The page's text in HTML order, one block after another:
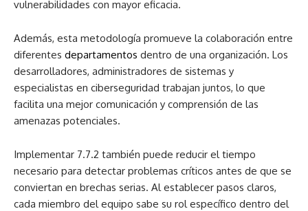
vulnerabilidades con mayor eficacia.
Además, esta metodología promueve la colaboración entre
diferentes departamentos dentro de una organización. Los
desarrolladores, administradores de sistemas y
especialistas en ciberseguridad trabajan juntos, lo que
facilita una mejor comunicación y comprensión de las
amenazas potenciales.
Implementar 7.7.2 también puede reducir el tiempo
necesario para detectar problemas críticos antes de que se
conviertan en brechas serias. Al establecer pasos claros,
cada miembro del equipo sabe su rol específico dentro del